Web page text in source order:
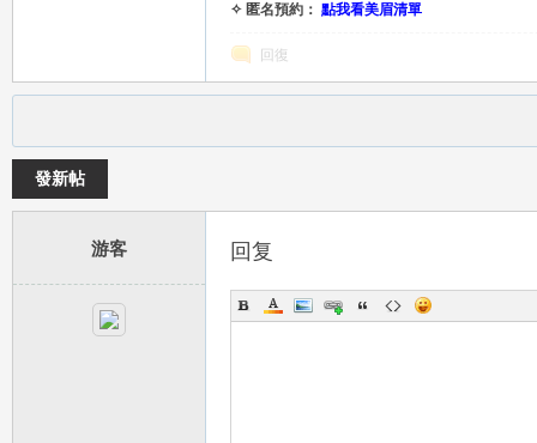
y
✧ 匿名預約： 點我看美眉清單
回復
發新帖
游客 回复